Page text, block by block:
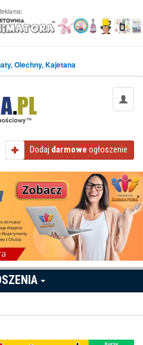
Olechny, Kajetana
Dodaj darmowe ogłoszenie